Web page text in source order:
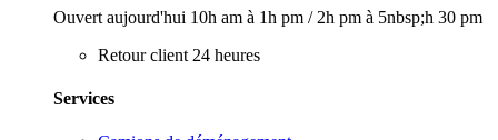
Ouvert aujourd'hui 10h am à 1h pm / 2h pm à 5nbsp;h 30 pm
Retour client 24 heures
Services